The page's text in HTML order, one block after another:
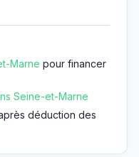
Marne pour financer
Seine-et-Marne
déduction des